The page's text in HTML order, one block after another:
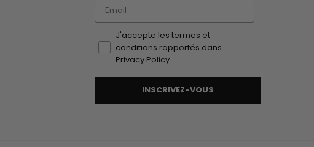
Email
J'accepte les termes et
conditions rapportés dans
Privacy Policy
INSCRIVEZ-VOUS